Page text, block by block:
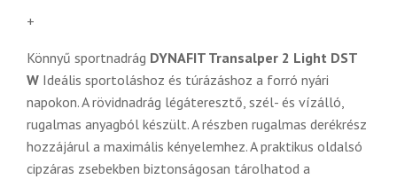
+
Könnyű sportnadrág DYNAFIT Transalper 2 Light DST
W Ideális sportoláshoz és túrázáshoz a forró nyári
napokon. A rövidnadrág légáteresztő, szél- és vízálló,
rugalmas anyagból készült. A részben rugalmas derékrész
hozzájárul a maximális kényelemhez. A praktikus oldalsó
cipzáras zsebekben biztonságosan tárolhatod a